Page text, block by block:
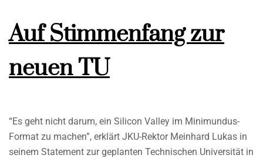
Auf Stimmenfang zur
neuen TU
“Es geht nicht darum, ein Silicon Valley im Minimundus-
Format zu machen”, erklärt JKU-Rektor Meinhard Lukas in
seinem Statement zur geplanten Technischen Universität in